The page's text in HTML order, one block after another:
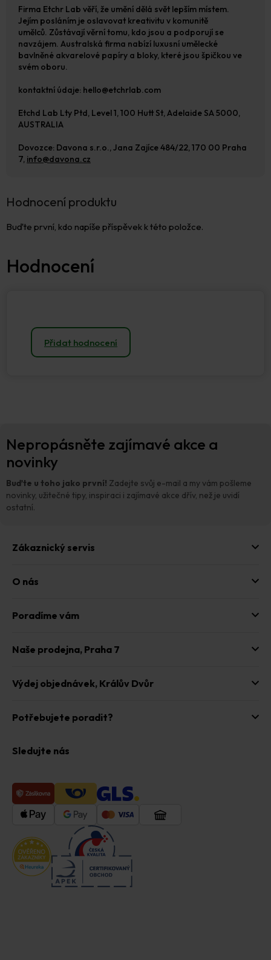
Hodnocení produktu
Buďte první, kdo napíše příspěvek k této položce.
Přidat hodnocení
Firma Etchr Lab věří, že umění dělá svět lepším místem.
Jejím posláním je oslavovat kreativitu v komunitě
umělců. Zůstávají věrní tomu, kdo jsou a podporují se
navzájem. Australská firma nabízí luxusní umělecké
bavlněné akvarelové papíry a bloky, které jsou špičkou ve
svém oboru.
kontaktní údaje: hello@etchrlab.com
Etchd Lab Lty Ptd, Level 1, 100 Hutt St, Adelaide SA 5000,
AUSTRALIA
Dovozce: Davona s.r.o., Jana Zajíce 484/22, 170 00 Praha
7, info@davona.cz
Nepropásněte zajímavé akce a
novinky
Buďte u toho jako první! Zadejte svůj e-mail a my vám pošleme
novinky, užitečné tipy, inspiraci i zajímavé akce dřív, než je uvidí
ostatní.
Zákaznický servis
O nás
Poradíme vám
Naše prodejna, Praha 7
Výdej objednávek, Králův Dvůr
Potřebujete poradit?
Sledujte nás